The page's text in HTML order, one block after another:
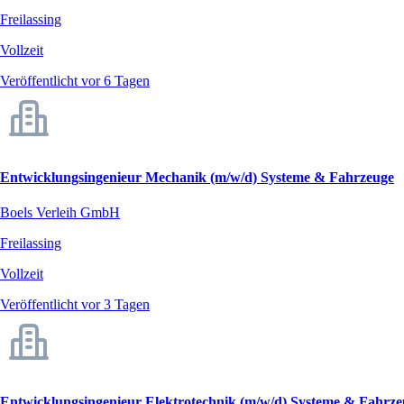
Freilassing
Vollzeit
Veröffentlicht vor 6 Tagen
Entwicklungsingenieur Mechanik (m/w/d) Systeme & Fahrzeuge
Boels Verleih GmbH
Freilassing
Vollzeit
Veröffentlicht vor 3 Tagen